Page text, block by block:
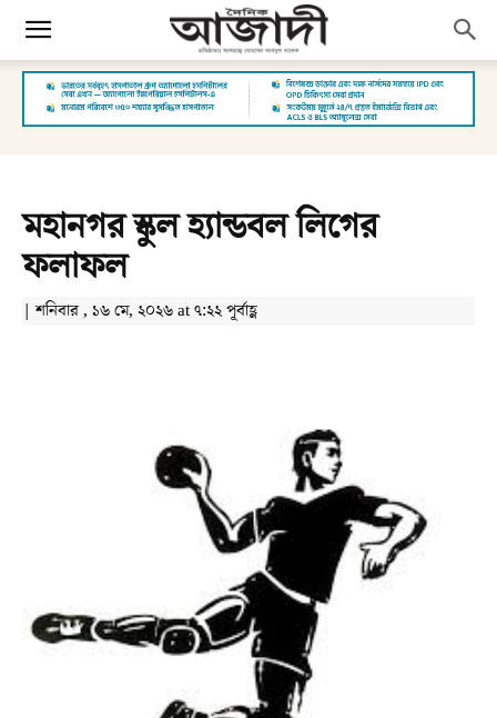
মহানগর স্কুল হ্যান্ডবল লিগের
ফলাফল
| শনিবার , ১৬ মে, ২০২৬ at ৭:২২ পূর্বাহ্ণ